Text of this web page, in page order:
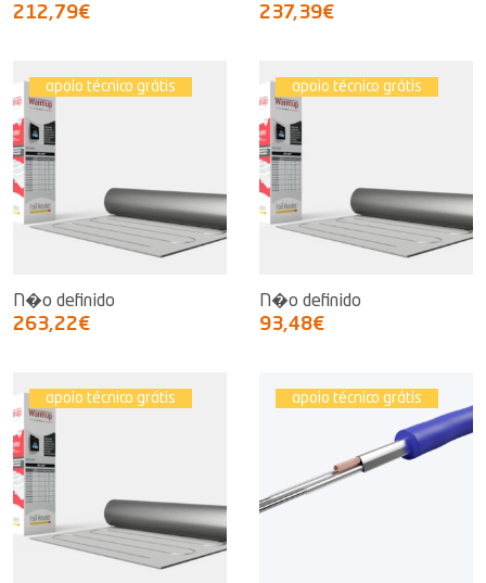
212,79€ 237,39€
apoio técnico grátis
N�o definido
263,22€
apoio técnico grátis
N�o definido
93,48€
apoio técnico grátis apoio técnico grátis